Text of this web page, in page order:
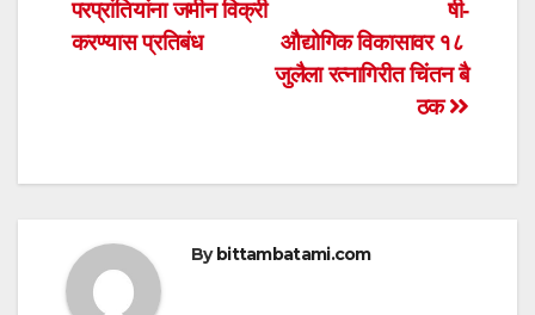
p
o
navigation
षी-
औद्योगिक विकासावर १८
जुलैला रत्नागिरीत चिंतन बै
ठक
परप्रांतियांना जमीन विक्री
करण्यास प्रतिबंध
By bittambatami.com